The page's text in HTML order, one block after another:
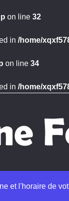
on line 32
in /home/
on line 34
in /home/
et l'horaire de